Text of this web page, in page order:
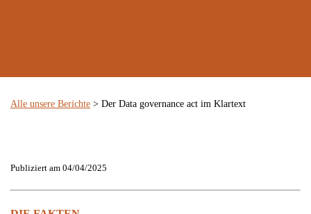
Alle unsere Berichte > Der Data governance act im Klartext
Publiziert am 04/04/2025